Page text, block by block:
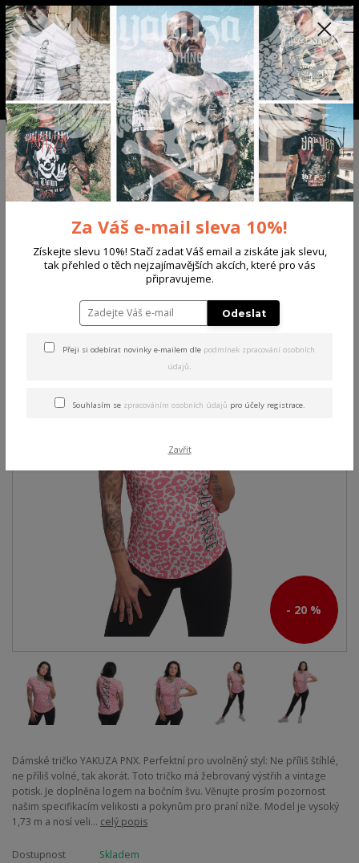
Menu
CZK
+420 702 136 620 (Po-Ne, 8-20 hod.)
0
0 Kč
Úvod DÁMSKÉ TRIČKA & TÍLKA
Yakuza dámské tílko PNX Curved
Crew Neck T-Shirt white/pink 3XL
Yakuza dámské tílko PNX
Curved Crew Neck T-Shirt
white/pink 3XL
- 20 %
Dámské tričko YAKUZA PNX. Perfektní pro uvolněný styl: Ne příliš štíhlé,
ne příliš volné, tak akorát. Toto tričko má žebrovaný výstřih a vintage
potisk. Je doplněna logem na bočním švu. Věnujte prosím pozornost
našim specifikacím velikosti a pokynům pro praní níže. Model je vysoký
1,73 m a nosí veli... celý popis
Dostupnost
Skladem
Za Váš e-mail sleva 10%!
Získejte slevu 10%! Stačí zadat Váš email a ziskáte jak slevu,
tak přehled o těch nejzajímavějších akcích, které pro vás
připravujeme.
Odeslat
Přeji si odebírat novinky e-mailem dle podmínek zpracování osobních
údajů.
Souhlasím se zpracováním osobních údajů pro účely registrace.
Zavřít